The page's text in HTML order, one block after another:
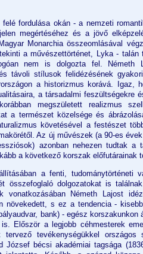
fordulása okán - a nemzeti
megértéséhez és a jövő
Monarchia összeomlásával
a művészettörténet, Lyka - talán
nem is dolgozta fel. Németh
távoli stílusok felidézésének
a historizmus korává. Igaz,
a társadalmi feszültségekre
megszületett realizmus
a természet közelsége és
követésével a festészet
Az új művészek (a 90-es
azonban nehezen tudtak a
a következő korszak előfutárainak
a fenti, tudománytörténeti
összefoglaló dolgozatokat is
vonatkozásában Németh Lajost
növekedett, s ez a tendencia -
bank) - egész korszakunkon
Először a legjobb céhmesterek
tevékenységükkel országos
József bécsi akadémiai tagsága